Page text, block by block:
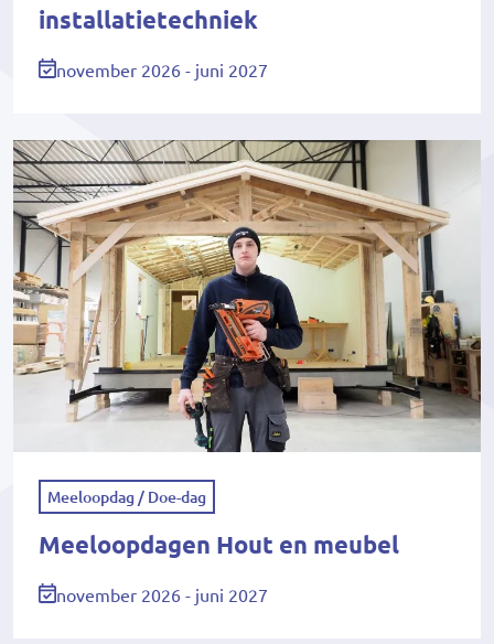
installatietechniek
november 2026 - juni 2027
Meeloopdag / Doe-dag
Meeloopdagen Hout en meubel
november 2026 - juni 2027